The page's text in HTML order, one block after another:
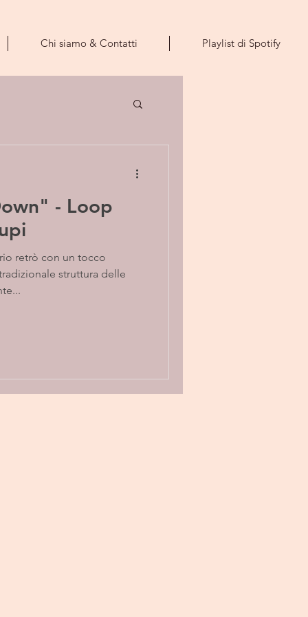
Chi siamo & Contatti Playlist di Spotify
- Loop
retrò con un tocco
struttura delle